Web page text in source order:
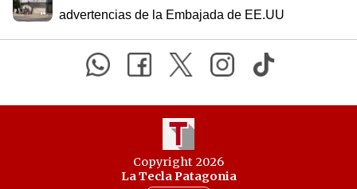
advertencias de la Embajada de EE.UU
Copyright 2026
La Tecla Patagonia